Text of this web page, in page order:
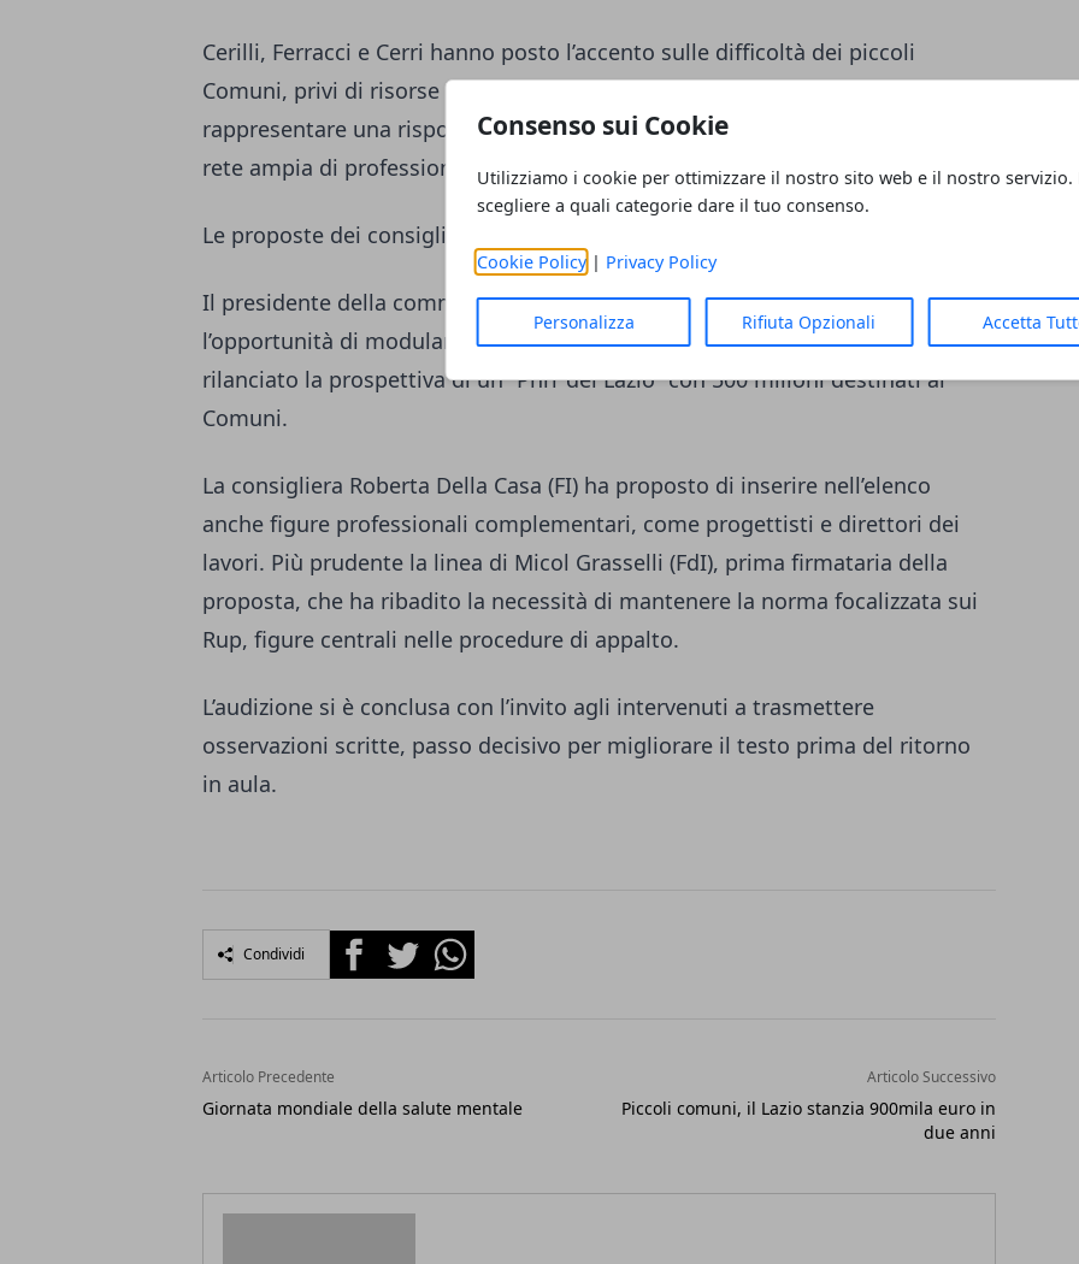
Consenso sui Cookie
Utilizziamo i cookie per ottimizzare il nostro sito web e il nostro servizio.
scegliere a quali categorie dare il tuo consenso.
Cookie Policy| Privacy Policy
Personalizza Rifiuta Opzionali Accetta
Cerilli, Ferracci e Cerri hanno posto l’accento sulle difficoltà dei piccoli
Comuni, privi di risorse interne qualificate, per i quali la legge potrebbe
rappresentare una risposta concreta. Hanno richiesto più formazione e una
rete ampia di professionisti cui attingere.
Le proposte dei consiglieri regionali
Il presidente della commissione, Cosmo Mitrano, ha sottolineato
l’opportunità di modulare i limiti agli incarichi sulla base degli importi e ha
rilanciato la prospettiva di un “Pnrr del Lazio” con 500 milioni destinati ai
Comuni.
La consigliera Roberta Della Casa (FI) ha proposto di inserire nell’elenco
anche figure professionali complementari, come progettisti e direttori dei
lavori. Più prudente la linea di Micol Grasselli (FdI), prima firmataria della
proposta, che ha ribadito la necessità di mantenere la norma focalizzata sui
Rup, figure centrali nelle procedure di appalto.
L’audizione si è conclusa con l’invito agli intervenuti a trasmettere
osservazioni scritte, passo decisivo per migliorare il testo prima del ritorno
in aula.
Condividi FacebookTwitterWhatsapp
Articolo Precedente
Giornata mondiale della salute mentale
Articolo Successivo
Piccoli comuni, il Lazio stanzia 900mila euro in
due anni